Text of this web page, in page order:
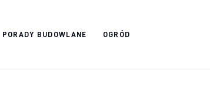
PORADY BUDOWLANE OGRÓD